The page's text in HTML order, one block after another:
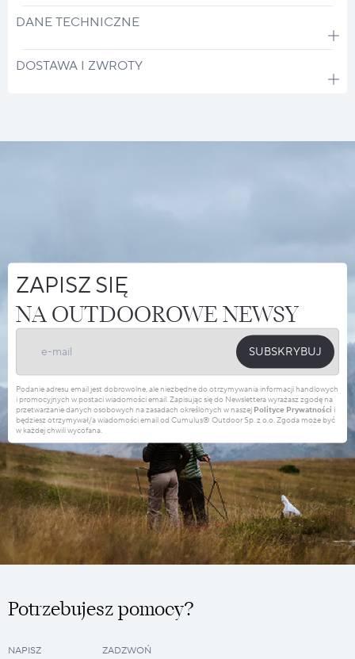
DANE TECHNICZNE
DOSTAWA I ZWROTY
ZAPISZ SIĘ
NA OUTDOOROWE NEWSY
SUBSKRYBUJ
Podanie adresu email jest dobrowolne, ale niezbędne do otrzymywania informacji handlowych
i promocyjnych w postaci wiadomości email. Zapisując się do Newslettera wyrażasz zgodę na
przetwarzanie danych osobowych na zasadach określonych w naszej Polityce Prywatności i
będziesz otrzymywał/a wiadomości email od Cumulus® Outdoor Sp. z o.o. Zgoda może być
w każdej chwili wycofana.
Potrzebujesz pomocy?
NAPISZ
ZADZWOŃ